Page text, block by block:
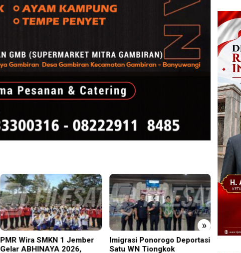
»
PMR Wira SMKN 1 Jember
Gelar ABHINAYA 2026,
Imigrasi Ponorogo Deportasi
Satu WN Tiongkok